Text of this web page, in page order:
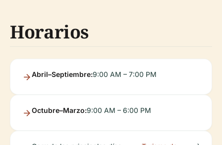
Horarios
Abril–Septiembre:9:00 AM – 7:00 PM
Octubre–Marzo:9:00 AM – 6:00 PM